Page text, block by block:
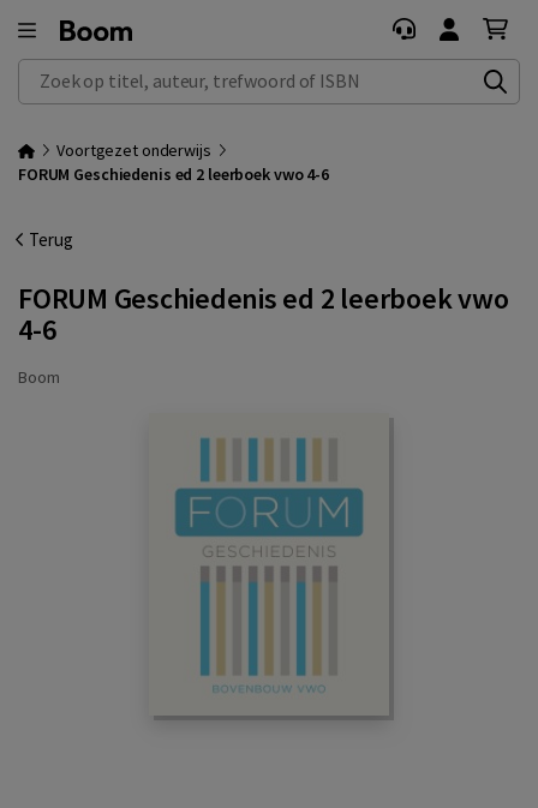
Zoek op titel, auteur, trefwoord of ISBN
Voortgezet onderwijs
FORUM Geschiedenis ed 2 leerboek vwo 4-6
Terug
FORUM Geschiedenis ed 2 leerboek vwo
4-6
Boom